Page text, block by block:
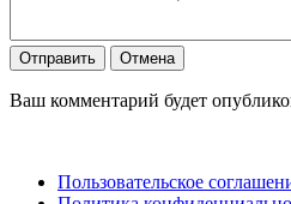
Отправить Отмена
Ваш комментарий будет
Пользовательское